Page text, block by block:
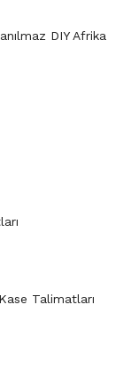
DIY Afrika
Talimatları